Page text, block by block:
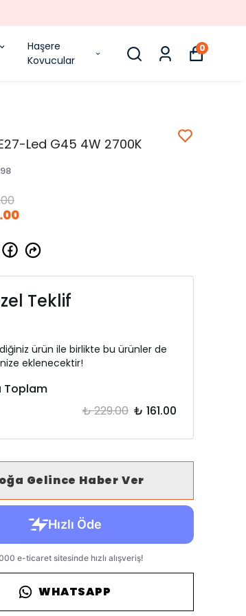
Haşere
Kovucular
0
Led G45 4W 2700K
Teklif
ürün ile birlikte bu ürünler de
eklenecektir!
Toplam
₺ 229.00 ₺ 161.00
Gelince Haber Ver
WHATSAPP